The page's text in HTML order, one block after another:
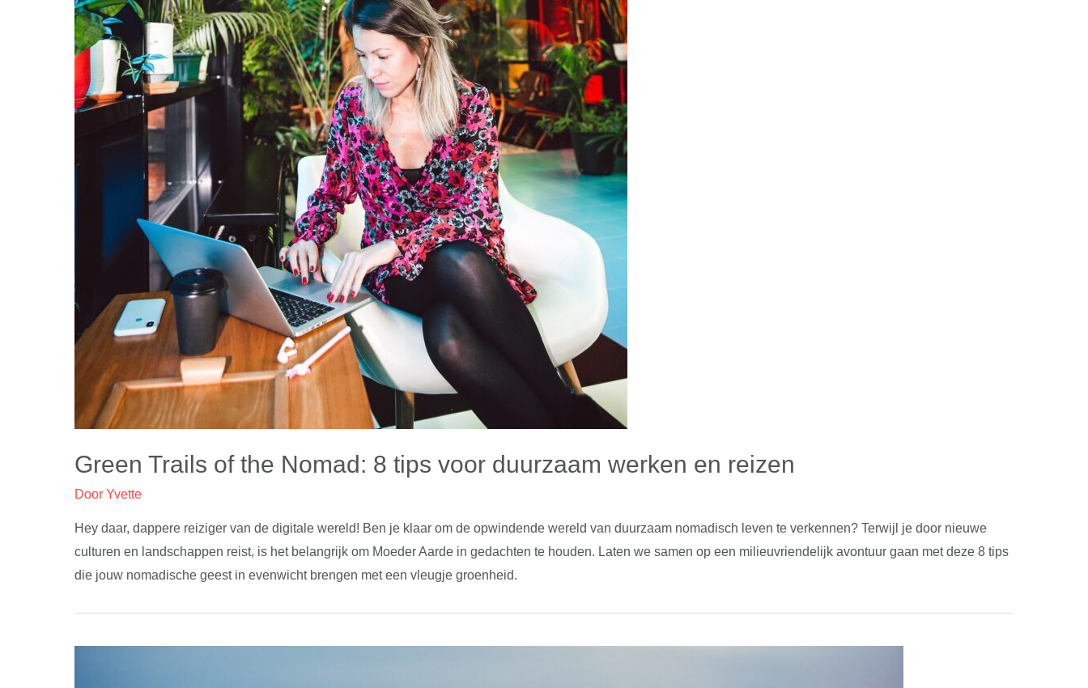
Green Trails of the Nomad: 8 tips voor duurzaam werken en reizen
Door Yvette
Hey daar, dappere reiziger van de digitale wereld! Ben je klaar om de opwindende wereld van duurzaam nomadisch leven te verkennen? Terwijl je door nieuwe
culturen en landschappen reist, is het belangrijk om Moeder Aarde in gedachten te houden. Laten we samen op een milieuvriendelijk avontuur gaan met deze 8 tips
die jouw nomadische geest in evenwicht brengen met een vleugje groenheid.